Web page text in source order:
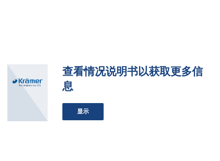
查看情况说明书以获取更多信
息
显示